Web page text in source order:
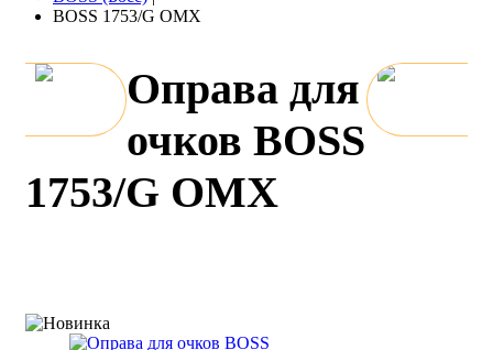
BOSS 1753/G OMX
Оправа для
очков BOSS
1753/G OMX